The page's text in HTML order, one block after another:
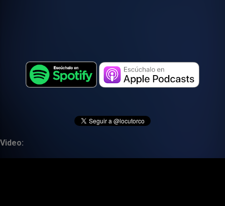
Video: